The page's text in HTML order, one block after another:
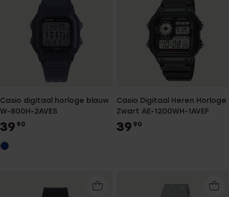
Casio digitaal horloge blauw
W-800H-2AVES
39 90
Casio Digitaal Heren Horloge
Zwart AE-1200WH-1AVEF
39 90